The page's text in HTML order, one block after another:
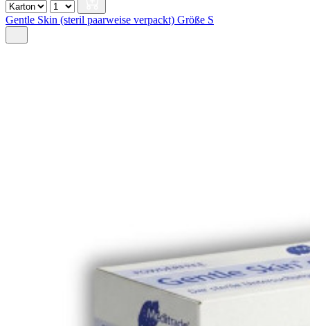
Gentle Skin (steril paarweise verpackt) Größe S